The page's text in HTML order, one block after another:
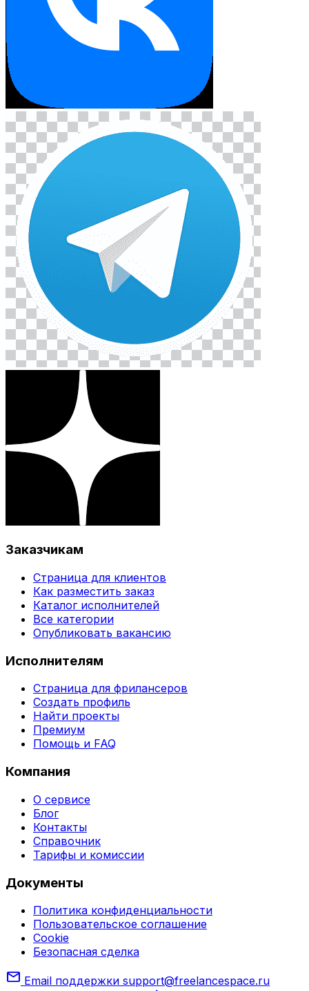
Заказчикам
Страница для клиентов
Как разместить заказ
Каталог исполнителей
Все категории
Опубликовать вакансию
Исполнителям
Страница для фрилансеров
Создать профиль
Найти проекты
Премиум
Помощь и FAQ
Компания
О сервисе
Блог
Контакты
Справочник
Тарифы и комиссии
Документы
Политика конфиденциальности
Пользовательское соглашение
Cookie
Безопасная сделка
mail Email поддержки support@freelancespace.ru